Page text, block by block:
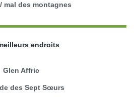
mal des montagnes
endroits
Glen Affric
des Sept Sœurs